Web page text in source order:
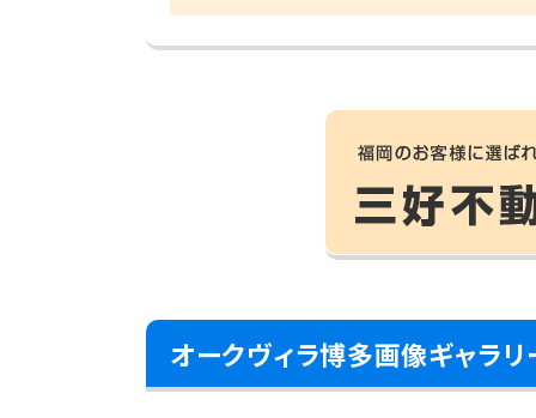
オークヴィラ博多画像ギャラリ